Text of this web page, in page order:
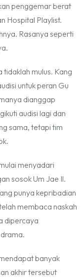
penggemar berat
Hospital Playlist.
Rasanya seperti
mulus. Kang
untuk peran Gu
dianggap
audisi lagi dan
sama, tetapi tim
menyadari
sosok Um Jae Il.
punya kepribadian
membaca naskah
dipercaya
banyak
akhir tersebut